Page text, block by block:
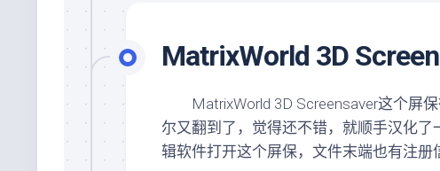
MatrixWorld 3D
MatrixWorld 3D Screensaver这个屏保
尔又翻到了，觉得还不错，就顺手汉化
辑软件打开这个屏保，文件末端也有注册